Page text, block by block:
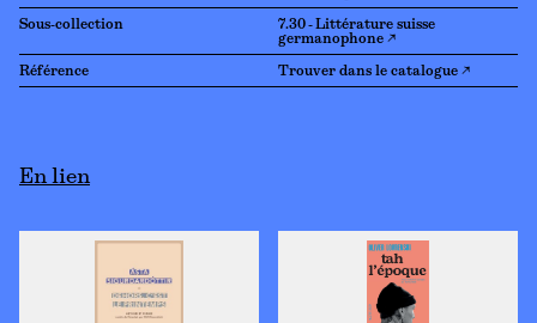
Sous-collection
7.30 - Littérature suisse
germanophone ↗
Référence Trouver dans le catalogue ↗
En lien